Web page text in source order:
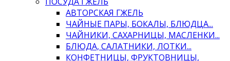
АВТОРСКАЯ ГЖЕЛЬ
ЧАЙНЫЕ ПАРЫ, БОКАЛЫ, БЛЮДЦА...
ЧАЙНИКИ, САХАРНИЦЫ, МАСЛЕНКИ...
БЛЮДА, САЛАТНИКИ, ЛОТКИ...
КОНФЕТНИЦЫ, ФРУКТОВНИЦЫ,